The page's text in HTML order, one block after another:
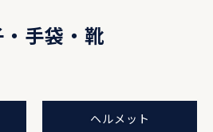
手袋・靴
ヘルメット